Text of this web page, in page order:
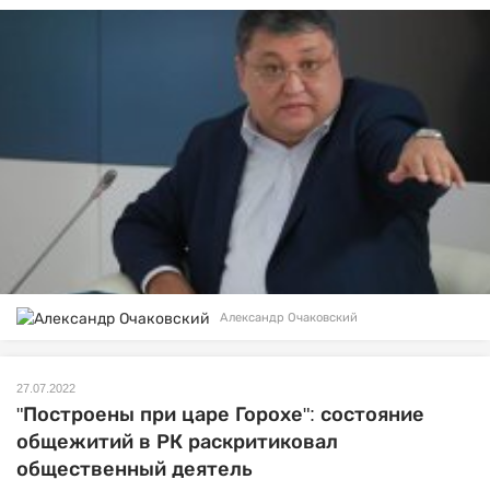
Александр Очаковский
27.07.2022
"Построены при царе Горохе": состояние
общежитий в РК раскритиковал
общественный деятель